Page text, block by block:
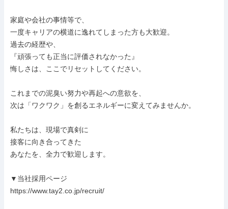
家庭や会社の事情等で、
一度キャリアの横道に逸れてしまった方も大歓迎。
過去の経歴や、
『頑張っても正当に評価されなかった』
悔しさは、ここでリセットしてください。
これまでの泥臭い努力や再起への意欲を、
次は「ワクワク」を創るエネルギーに変えてみませんか。
私たちは、現場で真剣に
接客に向き合ってきた
あなたを、全力で歓迎します。
▼当社採用ページ
https://www.tay2.co.jp/recruit/